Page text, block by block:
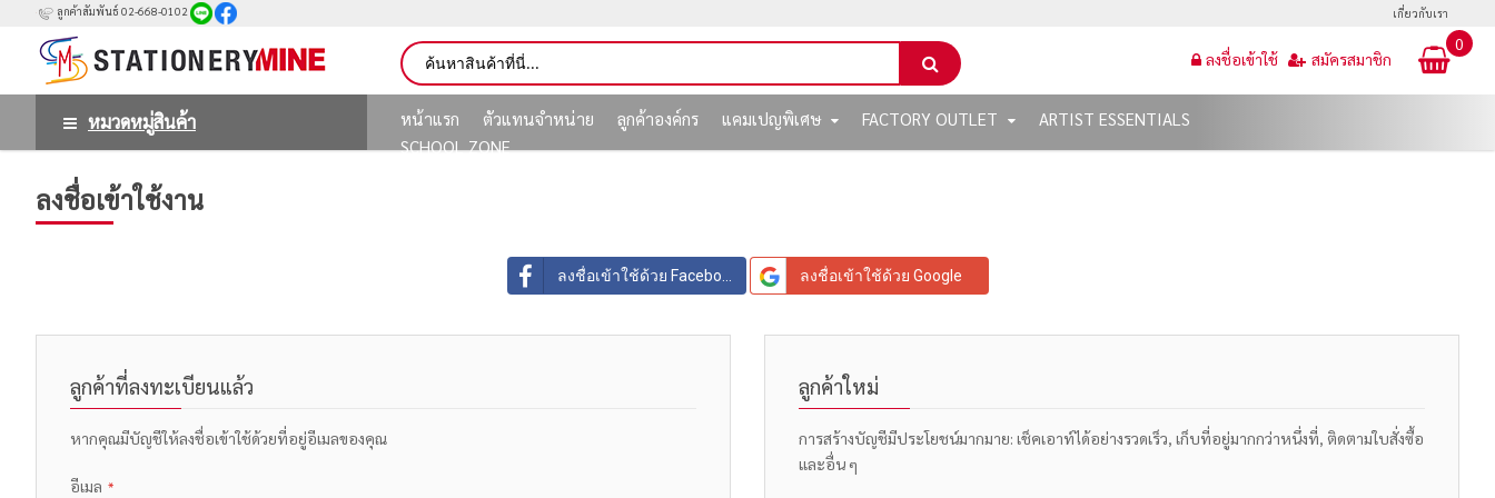
ลูกค้าสัมพันธ์ 02-668-0102 เกี่ยวกับเรา
0
ลงชื่อเข้าใช้ สมัครสมาชิก
หมวดหมู่สินค้า หน้าแรก ตัวแทนจำหน่าย ลูกค้าองค์กร แคมเปญพิเศษ FACTORY OUTLET
ARTIST ESSENTIALS
SCHOOL ZONE
ลงชื่อเข้าใช้งาน
ลงชื่อเข้าใช้ด้วย Facebook ลงชื่อเข้าใช้ด้วย Google
ลูกค้าที่ลงทะเบียนแล้ว
หากคุณมีบัญชีให้ลงชื่อเข้าใช้ด้วยที่อยู่อีเมลของคุณ
อีเมล
ลูกค้าใหม่
การสร้างบัญชีมีประโยชน์มากมาย: เช็คเอาท์ได้อย่างรวดเร็ว, เก็บที่อยู่มากกว่าหนึ่งที่, ติดตามใบสั่งซื้อ
และอื่น ๆ